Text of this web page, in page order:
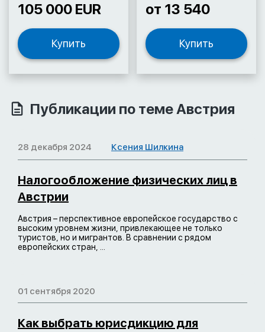
105 000 EUR
Купить
от 13 540
Купить
Публикации по теме Австрия
28 декабря 2024 Ксения Шилкина
Налогообложение физических лиц в
Австрии
Австрия – перспективное европейское государство с
высоким уровнем жизни, привлекающее не только
туристов, но и мигрантов. В сравнении с рядом
европейских стран, ...
01 сентября 2020
Как выбрать юрисдикцию для